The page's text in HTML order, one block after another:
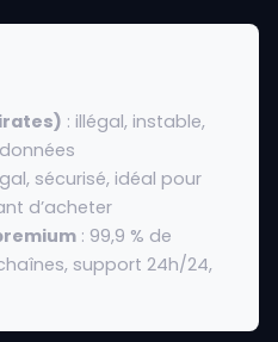
: illégal, instable,
sécurisé, idéal pour
d’acheter
: 99,9 % de
support 24h/24,